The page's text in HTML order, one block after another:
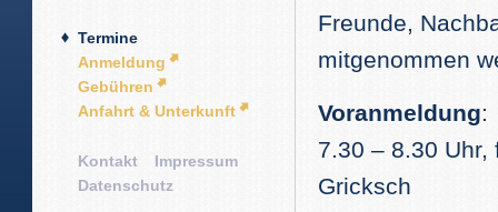
Termine
Anmeldung
Gebühren
Anfahrt & Unterkunft
Kontakt
Impressum
Datenschutz
Freunde,
mitgenommen
Voranmeldung:
7.30 – 8.30
Gricksch